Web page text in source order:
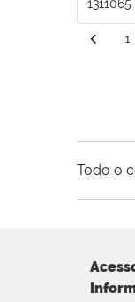
1311065
1
Todo o